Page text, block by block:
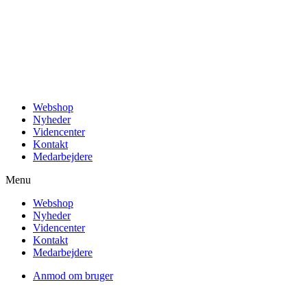
Webshop
Nyheder
Videncenter
Kontakt
Medarbejdere
Menu
Webshop
Nyheder
Videncenter
Kontakt
Medarbejdere
Anmod om bruger